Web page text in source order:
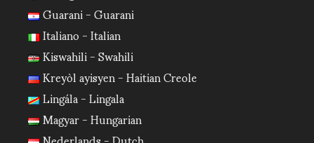
Guarani - Guarani
Italiano - Italian
Kiswahili - Swahili
Kreyòl ayisyen - Haitian Creole
Lingála - Lingala
Magyar - Hungarian